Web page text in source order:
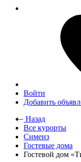
Войти
Добавить
⃪ Назад
Все курорты
Симеиз
Гостевые дома
Гостевой дом